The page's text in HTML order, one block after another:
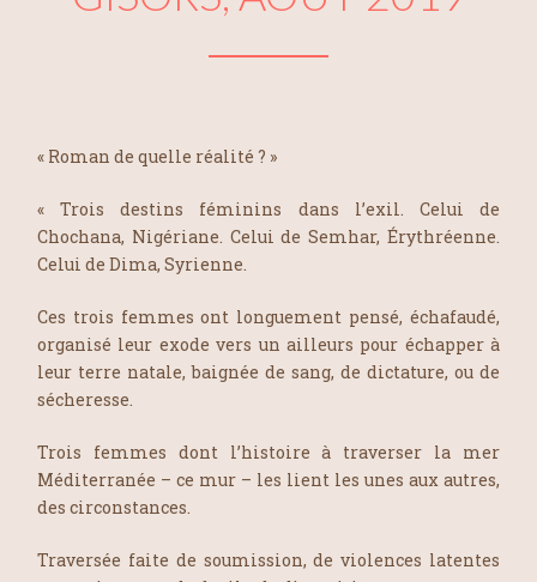
« Roman de quelle réalité ? »
« Trois destins féminins dans l’exil. Celui de
Chochana, Nigériane. Celui de Semhar, Érythréenne.
Celui de Dima, Syrienne.
Ces trois femmes ont longuement pensé, échafaudé,
organisé leur exode vers un ailleurs pour échapper à
leur terre natale, baignée de sang, de dictature, ou de
sécheresse.
Trois femmes dont l’histoire à traverser la mer
Méditerranée – ce mur – les lient les unes aux autres,
des circonstances.
Traversée faite de soumission, de violences latentes